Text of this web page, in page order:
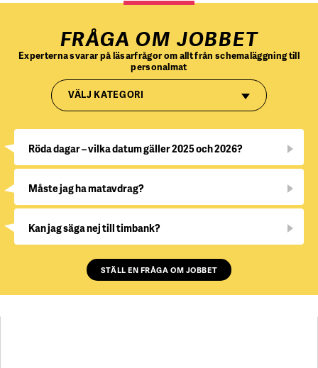
FRÅGA OM JOBBET
Experterna svarar på läsarfrågor om allt från schemaläggning till
personalmat
VÄLJ KATEGORI
Röda dagar – vilka datum gäller 2025 och 2026?
Måste jag ha matavdrag?
Kan jag säga nej till timbank?
STÄLL EN FRÅGA OM JOBBET